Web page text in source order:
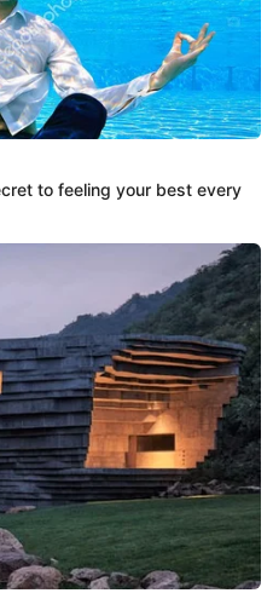
manda a Tilsa
criticar su amor por
consejo a Tilsa Lozano tras
y dejar entrever que cayó
y rechaza que Olinda